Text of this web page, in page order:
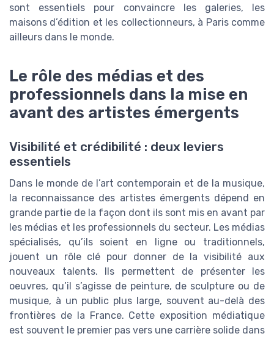
sont essentiels pour convaincre les galeries, les
maisons d’édition et les collectionneurs, à Paris comme
ailleurs dans le monde.
Le rôle des médias et des
professionnels dans la mise en
avant des artistes émergents
Visibilité et crédibilité : deux leviers
essentiels
Dans le monde de l’art contemporain et de la musique,
la reconnaissance des artistes émergents dépend en
grande partie de la façon dont ils sont mis en avant par
les médias et les professionnels du secteur. Les médias
spécialisés, qu’ils soient en ligne ou traditionnels,
jouent un rôle clé pour donner de la visibilité aux
nouveaux talents. Ils permettent de présenter les
oeuvres, qu’il s’agisse de peinture, de sculpture ou de
musique, à un public plus large, souvent au-delà des
frontières de la France. Cette exposition médiatique
est souvent le premier pas vers une carrière solide dans